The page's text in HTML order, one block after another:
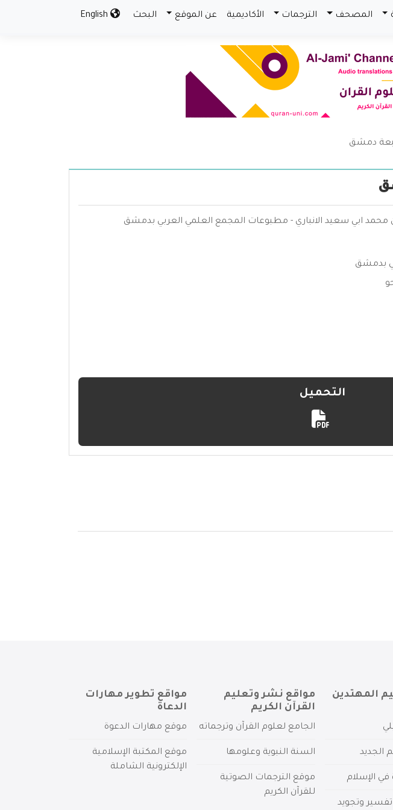
المصحف الترجمات الأكاديمية عن الموقع البحث
دمشق
محمد ابي سعيد الانباري - مطبوعات المجمع العلمي العربي بدمشق
بدمشق
التحميل
المهتدين
الجديد
الإسلام
وتجويد
مواقع نشر وتعليم
القرآن الكريم
الجامع لعلوم القرآن وترجماته
السنة النبوية وعلومها
موقع الترجمات الصوتية
للقرآن الكريم
مواقع تطوير مهارات
الدعاة
موقع مهارات الدعوة
موقع المكتبة الإسلامية
الإلكترونية الشاملة